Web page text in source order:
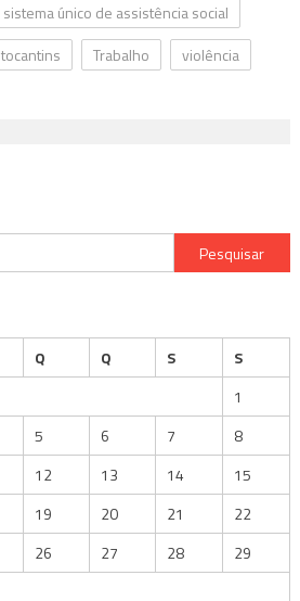
sistema único de assistência social
tocantins Trabalho violência
Pesquisar
por:
Q Q S
S
1
5 6 7
8
12 13 14
15
19 20 21
22
26 27 28
29